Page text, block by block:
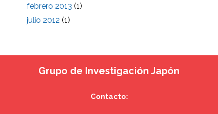
febrero 2013 (1)
julio 2012 (1)
Grupo de Investigación Japón
Contacto: